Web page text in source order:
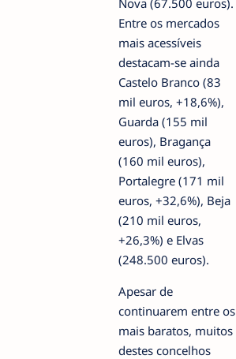
Entre os mercados
mais acessíveis
destacam-se ainda
Castelo Branco (83
mil euros, +18,6%),
Guarda (155 mil
euros), Bragança
(160 mil euros),
Portalegre (171 mil
euros, +32,6%), Beja
(210 mil euros,
+26,3%) e Elvas
(248.500 euros).
Apesar de
continuarem entre os
mais baratos, muitos
destes concelhos